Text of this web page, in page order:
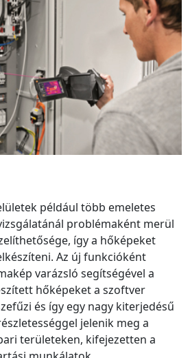
például több emeletes
problémaként merül
így a hőképeket
Az új funkcióként
varázsló segítségével a
hőképeket a szoftver
és így egy nagy kiterjedésű
jelenik meg a
területeken, kifejezetten a